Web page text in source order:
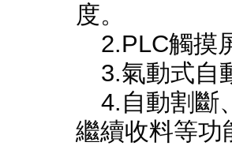
度。
2.PLC觸摸
3.氣動式自
4.自動割斷
繼續收料等功